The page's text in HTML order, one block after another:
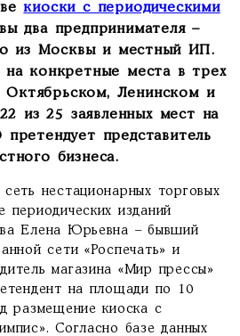
киоски с периодическими
два предпринимателя –
из Москвы и местный ИП.
на конкретные места в трех
Октябрьском, Ленинском и
из 25 заявленных мест на
представитель
бизнеса.
нестационарных торговых
изданий
Елена Юрьевна – бывший
сети «Роспечать» и
магазина «Мир прессы»
на площади по 10
размещение киоска с
Согласно базе данных